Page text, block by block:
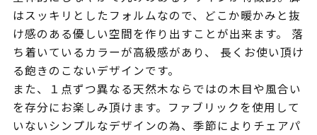
はスッキリとしたフォルムなので、どこか暖かみと抜
け感のある優しい空間を作り出すことが出来ます。 落
ち着いているカラーが高級感があり、 長くお使い頂け
る飽きのこないデザインです。
また、１点ずつ異なる天然木ならではの木目や風合い
を存分にお楽しみ頂けます。ファブリックを使用して
いないシンプルなデザインの為、季節によりチェアパ